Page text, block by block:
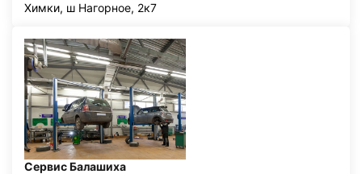
Химки, ш Нагорное, 2к7
Сервис Балашиха